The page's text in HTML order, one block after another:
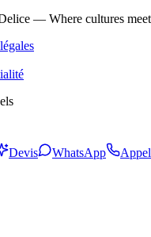
— Where cultures
Devis WhatsApp